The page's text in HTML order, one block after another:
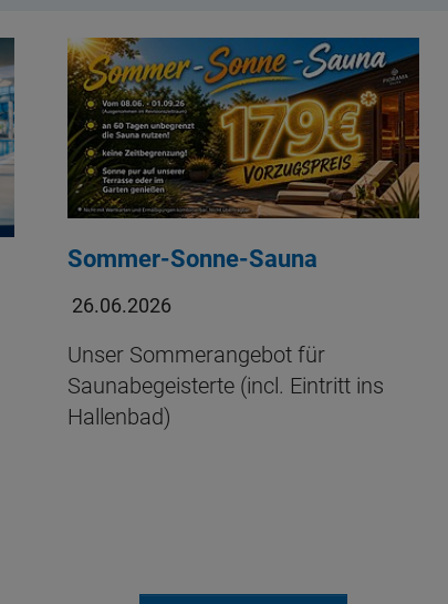
Sommer-Sonne-Sauna
26.06.2026
Unser Sommerangebot für
Saunabegeisterte (incl. Eintritt ins
Hallenbad)